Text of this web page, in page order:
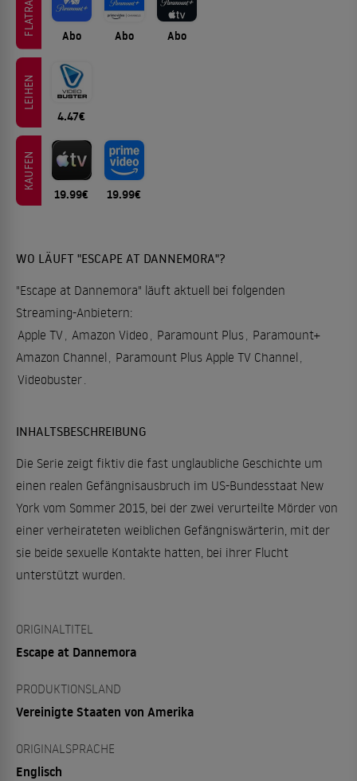
FLATRATE Abo Abo Abo
LEIHEN
4.47€
KAUFEN
19.99€ 19.99€
WO LÄUFT "ESCAPE AT DANNEMORA"?
"Escape at Dannemora" läuft aktuell bei folgenden
Streaming-Anbietern:
Apple TV Amazon Video Paramount Plus Paramount+
Amazon Channel
Paramount Plus Apple TV Channel
Videobuster
INHALTSBESCHREIBUNG
Die Serie zeigt fiktiv die fast unglaubliche Geschichte um
einen realen Gefängnisausbruch im US-Bundesstaat New
York vom Sommer 2015, bei der zwei verurteilte Mörder von
einer verheirateten weiblichen Gefängniswärterin, mit der
sie beide sexuelle Kontakte hatten, bei ihrer Flucht
unterstützt wurden.
ORIGINALTITEL
Escape at Dannemora
PRODUKTIONSLAND
Vereinigte Staaten von Amerika
ORIGINALSPRACHE
Englisch